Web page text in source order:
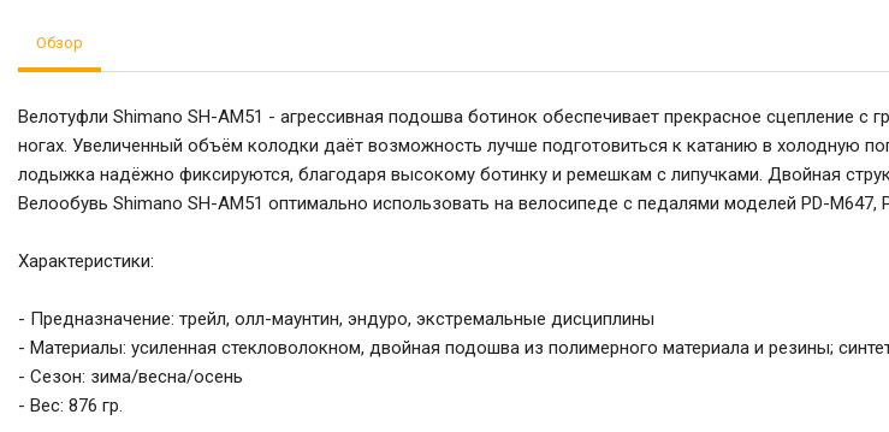
Обзор
Велотуфли Shimano SH-AM51 - агрессивная подошва ботинок обеспечивает прекрасное сцепление с
ногах. Увеличенный объём колодки даёт возможность лучше подготовиться к катанию в холодную
лодыжка надёжно фиксируются, благодаря высокому ботинку и ремешкам с липучками. Двойная
Велообувь Shimano SH-AM51 оптимально использовать на велосипеде с педалями моделей PD-M647,
Характеристики:
- Предназначение: трейл, олл-маунтин, эндуро, экстремальные дисциплины
- Материалы: усиленная стекловолокном, двойная подошва из полимерного материала и резины;
- Сезон: зима/весна/осень
- Вес: 876 гр.